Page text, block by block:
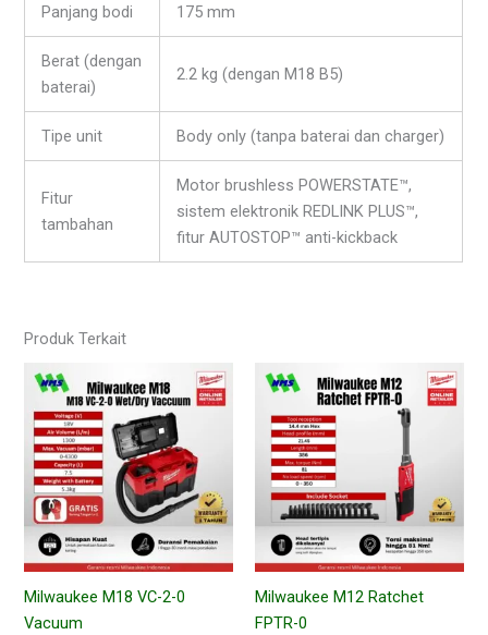
Panjang bodi 175 mm
Berat (dengan
baterai)
2.2 kg (dengan M18 B5)
Tipe unit Body only (tanpa baterai dan charger)
Fitur
tambahan
Motor brushless POWERSTATE™,
sistem elektronik REDLINK PLUS™,
fitur AUTOSTOP™ anti-kickback
Produk Terkait
Milwaukee M18 VC-2-0
Vacuum
Milwaukee M12 Ratchet
FPTR-0